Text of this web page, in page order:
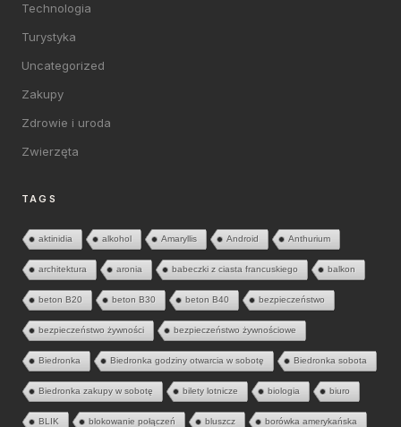
Technologia
Turystyka
Uncategorized
Zakupy
Zdrowie i uroda
Zwierzęta
TAGS
aktinidia alkohol Amaryllis Android Anthurium
architektura aronia babeczki z ciasta francuskiego balkon
beton B20 beton B30 beton B40 bezpieczeństwo
bezpieczeństwo żywności bezpieczeństwo żywnościowe
Biedronka Biedronka godziny otwarcia w sobotę Biedronka sobota
Biedronka zakupy w sobotę bilety lotnicze biologia biuro
BLIK blokowanie połączeń bluszcz borówka amerykańska